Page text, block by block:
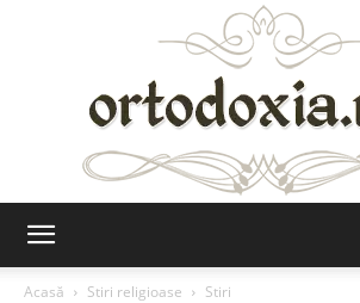
Acasă
Stiri religioase Stiri